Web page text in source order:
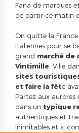
Fana de marques
de partir ce matin
On quitte la
italiennes pour se
grand marché de
Vintimille . Ville
sites
et faire la fête
Partez aux aurores
dans un typique
authentiques et
inimitables et si